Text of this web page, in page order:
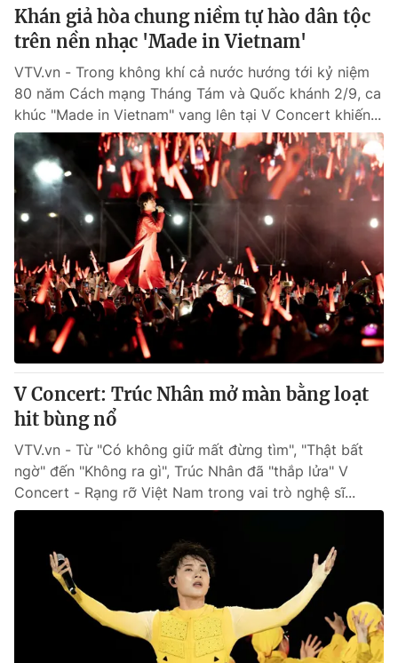
Khán giả hòa chung niềm tự hào dân tộc
trên nền nhạc 'Made in Vietnam'
VTV.vn - Trong không khí cả nước hướng tới kỷ niệm
80 năm Cách mạng Tháng Tám và Quốc khánh 2/9, ca
khúc "Made in Vietnam" vang lên tại V Concert khiến...
V Concert: Trúc Nhân mở màn bằng loạt
hit bùng nổ
VTV.vn - Từ "Có không giữ mất đừng tìm", "Thật bất
ngờ" đến "Không ra gì", Trúc Nhân đã "thắp lửa" V
Concert - Rạng rỡ Việt Nam trong vai trò nghệ sĩ...